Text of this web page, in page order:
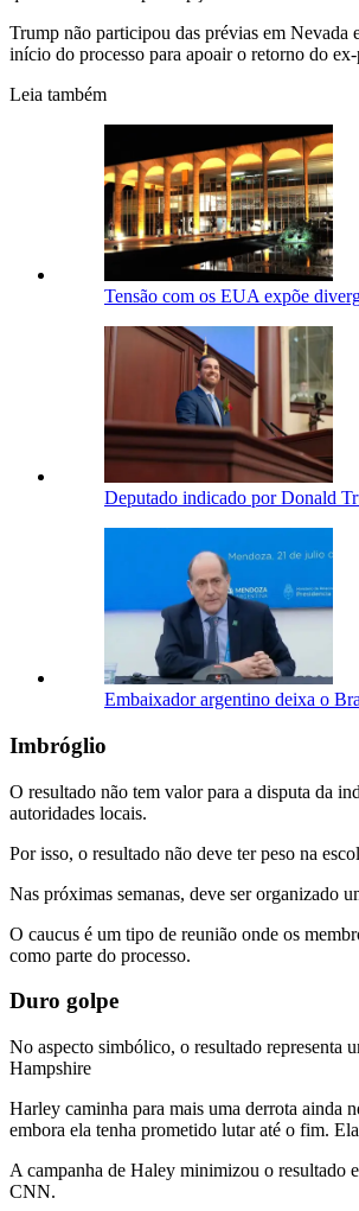
Trump não participou das prévias em
início do processo para apoair o retorno do
Leia também
Tensão com os EUA expõe
Deputado indicado por Donald
Embaixador argentino deixa o
Imbróglio
O resultado não tem valor para a disputa da
autoridades locais.
Por isso, o resultado não deve ter peso na
Nas próximas semanas, deve ser organizado
O caucus é um tipo de reunião onde os
como parte do processo.
Duro golpe
No aspecto simbólico, o resultado representa
Hampshire
Harley caminha para mais uma derrota ainda
embora ela tenha prometido lutar até o fim.
A campanha de Haley minimizou o resultado
CNN.